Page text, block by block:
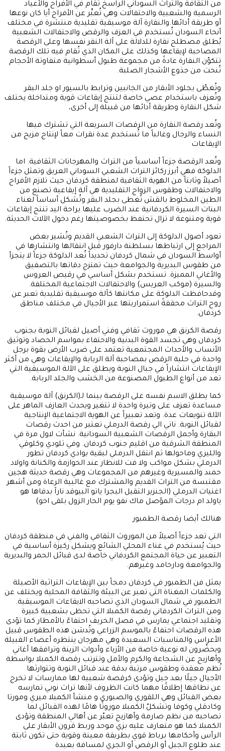
من الثقافة والتراث السوداني الراسخ تُقام في الأفراح والأعياد
الرسمية والشعبية والاحتفالات وهي تُعبِّر عن الأفراح أيا كان نوعها
أو طريقة أدائها.والنقارة آلة موسيقية تقليدية منتشرة في مختلف
أنحاء السودان تُستخدم في العزف والرقص والاحتفالات الشعبية
يُطلق مصطلح نقارة للدلالة على آلة النقر نفسها وعلى الرقصة
المصاحبة لإيقاعها وكذلك على المكان الذي تُقام فيه تلك الرقصة
تتكوّن النقارة عادةً من مجموعة طبول أسطوانية متفاوتة الأحجام
تُنحت من جذوع الأشجار الصلبة.
وتُغطّى بجلود الأبقار من الجانبين وترابط بالسيور او جلد البقر
وتُعزف باستخدام عصي خاصة لتنتج إيقاعات قوية ومتداخلة يختلف
شكل النقارة وطريقة أدائها من قبيلة إلى أخرى،
وتُعد رقصة النقارة من الرقصات السريعة التي تشترك فيها
النساء والرجال وغالباً ما تُستخدم عدة نقرات معاً لإنتاج مزيج من
الإيقاعات
وتُعد الرقصة جزءاً أساسياً من التراث والمهرجانات الثقافية. اما
الدلوكة فهي أبرز ركائز التراث الشعبي السوداني العريق وتمثل جزءاً
أصيلاً وثابتاً من الهوية الثقافية لمنطقة كردفان حيث تلازم الأفراح
والاحتفالات وطقوس الزواج التقليدية هي آلة إيقاعية تصنع من
الطين المخلوط بالقش تُغطى بجلد البقر وتُشكل أساساً لغناء
البنات السيرة الكردفانية عند الضرب عليها براحة اليد تنتج إيقاعات
قوية ومتنوعة لا تزال تحتفظ بخصوصيتها رغم دخول الآلات الحديثة.
تعود أصول الدلوكة إلى التراث الشعبي القديم وتُشير بعض
المراجع إلى ارتباطها بسلطنة دارفور قبل انتقالها وانتشارها في
أواسط السودان في شمال كردفان تحديداً تُعد الدلوكة جزءاً لا يتجزأ
من طقوس البديرية والجوامعة حيث تمتزج دقاتها بالتصفيق
والأغاني المميزة. تستخدم بشكل أساسي في رقيص العروس
والسيرة (موكب العريس) والاحتفالات الاجتماعية المختلفة.
وقدحافظت الدلوكة على مكانتها كآلة موسيقية تقليدية تعبر عن
روح التراث محققةً استمراريتها عبر الأجيال في مختلف مناطق
كردفان.
رقصة الكرنق هي موروث ثقافي وفني أصيل لقبائل النوبة بجنوب
كردفان وهي تجسد القوة البدنية والاحتفاء بمواسم الحصاد وتوثيق
الأنساب والأحداث المجتمعية تعتمد على ضرب الأرض بقوة برجل
واحدة في حلبة الرقص بمصاحبة آلة الربابة والإيقاعات وهي من أكثر
الإيقاعات انتشاراً في جبال النوبة ويطلق على الآلة الموسيقية التي
تعد من أنواع الطبول المصنوعة من الخشب والجلد الربابة.
كما يطلق الاسم نفسه على الرقصة بينما لـ(الكرنق) آلة موسيقية
مساعدة تعزف على وتيرة واحدة لا تتغير ويحدث العازف الماهر على
الآلة تنويعات عدة. وتعد تعبيراً عن الهوية الاجتماعية الإنتاجية
لقبائل النوبة. ناتي الي رقصة الدرملي تعتبر من احدث رقصات
البقارة وأجمل الرقصات الشعبية السودانية. نشأت لاول مرة في
المنطقة الشرقية من اقليم جنوب كردفان. وفي تلودي وكلوقي
والليري وماحولها ثم انتقل الدرملي لبقية بوادي كردفان تطور
الدرملي بشكل مواكب ولا فت للانظار عند الحوازمة والكنانة واولاد
حمىد والمسيرية وغيرهم من المجموعات وهي رقصة حديثة هجين
مقتبسة من التراث القديم والمشترك مع غالبية الرعاة ومن أشهر
اغنيات الدرملي (الجنزير التقيل البجرا ياتو البيوقد نارآ بدفاها هو
ياولد ام درجات المؤصل ماك نفو يوم الحار الزول بلقى اخو)
هنالك أيضا رقصة الطمبور
التي تعد جزءاً أصيلاً من الموروث الثقافي والفني في منطقة كردفان
حيث يُستخدم في غناء المحلي الشائع ويشكل ركيزة أساسية في
التعبير عن حياة المجتمع الكردفاني خاصة لدى قبائل الحمر والبديرية
والجوامعة ودارحامد وغيرهم.
يمثل فن الطمبور في كردفان دمجاً بين الإيقاعات التراثية الأصيلة
والكلمات المغناة التي تعبر عن البيئة والثقافة المحلية ويختلف عن
الطمبور في شمال السودان الذي تصاحبه الايقاعات الموسيقية.
ومن التراث الكردفاني رقصة الكمبلا التي تحظى بشعبية كبيرة
وتقليد اجتماعي يمارس في فصل الخريف احتفاءً بالأمطار كما تؤدى
هذه الرقصات احتفاءً بالموسم الزراعي وتُدشن هذه الطقوس قبيل
الأعراس والمناسبات السعيدة وهي مهرجان ينتظره أعضاء القبيلة
ويحضّرون له نوعية خاصة من الأزياء وأدوات الزينة وترافقها أغاني
وأهازيج عن الشجاعة والكرم والأمل وتترتب رقصة الكمبلا بواسطة
نُظم معقدة وطقوس مرتبة بدقة عند قبائل النوبة وتتوارثها
الأجيال جيلًا بعد جيل وتؤدى كرقصة شعبية لها ممارسات لا تخرج
عن نطاقها إطلاقًا مهما كانت الظروف لأنها تراث نوبي تمارسه
بعض القبائل وهي اللقوري والصبوري و منشأ الكمبلا ميري ومورتا
وكادقلي وكوفا وتشكلّ الكمبلا موروثًا هامًا لهذه القبائل لما
تصاحبه من نظم صارمة وأهازيج تعبّر عن أهالي المنطقة وتؤدى
الكمبلا كما هو متعارف عليه بزي موحد وربط قرون الأبقار على
الرأس وأحكامها برباط قوي بطريقة معينة وقوية حتى تكون ثابتة
عند طلوع الجبل أو الرقص أو الجري لمسافة بعيدة